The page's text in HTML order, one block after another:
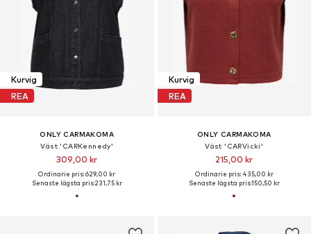
Kurvig
REA
ONLY CARMAKOMA
Väst 'CARKennedy'
309,00 kr
Ordinarie pris: 629,00 kr
Senaste lägsta pris:231,75 kr
Kurvig
REA
ONLY CARMAKOMA
Väst 'CARVicki'
215,00 kr
Ordinarie pris: 435,00 kr
Senaste lägsta pris:150,50 kr